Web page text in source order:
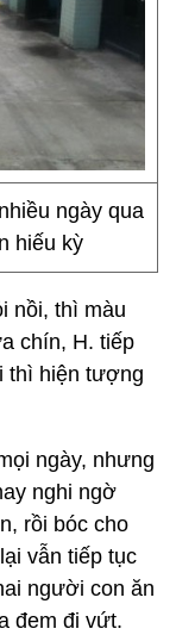
ngày qua
hiếu kỳ
nồi, thì màu
chín, H. tiếp
thì hiện tượng
ngày, nhưng
nghi ngờ
rồi bóc cho
vẫn tiếp tục
người con ăn
đem đi vứt.